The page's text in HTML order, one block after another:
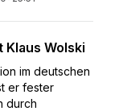
Klaus Wolski
im deutschen
er fester
durch